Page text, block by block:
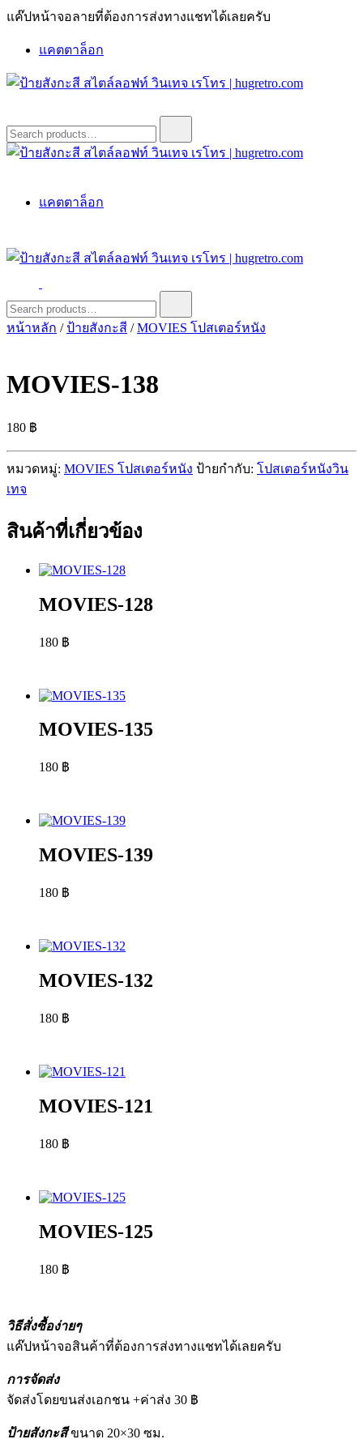
Skip
แค๊ปหน้าจอลายที่ต้องการส่งทางแชทได้เลยครับ
แคตตาล็อก
ป้ายสังกะสี สไตล์ลอฟท์ วินเทจ เรโทร | hugretro.com
ป้ายวินเทจ แต่งบ้าน ร้านกาแฟ ผับ โรงแรม ป้ายโค้ก เป็ปซี่เวสป้า
ฮาร์เล่ย์โฆษณาเก่าโบราณ มีราคาแบบสวยๆเพียบหรือสั่งทำโทร
O8664277II
for:
ฮาร์เล่ย์โฆษณาเก่าโบราณ มีราคาแบบสวยๆเพียบหรือสั่งทำโทร
แคตตาล็อก
ป้ายสังกะสี สไตล์ลอฟท์ วินเทจ เรโทร | hugretro.com
ป้ายวินเทจ แต่งบ้าน ร้านกาแฟ ผับ โรงแรม ป้ายโค้ก เป็ปซี่เวสป้า
ฮาร์เล่ย์โฆษณาเก่าโบราณ มีราคาแบบสวยๆเพียบหรือสั่งทำโทร
O8664277II
for:
หน้าหลัก /ป้ายสังกะสี /MOVIES โปสเตอร์หนัง
MOVIES-138
180 ฿
หมวดหมู่: MOVIES โปสเตอร์หนัง ป้ายกำกับ: โปสเตอร์หนังวิน
เทจ
สินค้าที่เกี่ยวข้อง
MOVIES-128
180 ฿
MOVIES-135
180 ฿
MOVIES-139
180 ฿
MOVIES-132
180 ฿
MOVIES-121
180 ฿
MOVIES-125
180 ฿
วิธีสั่งซื้อง่ายๆ
แค๊ปหน้าจอสินค้าที่ต้องการส่งทางแชทได้เลยครับ
การจัดส่ง
จัดส่งโดยขนส่งเอกชน +ค่าส่ง 30 ฿
ป้ายสังกะสีขนาด 20×30 ซม.